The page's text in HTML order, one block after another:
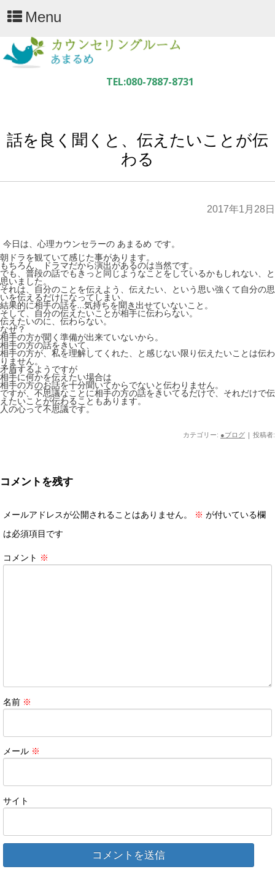
Menu
話を良く聞くと、伝えたいことが伝
わる
2017年1月28日
今日は、心理カウンセラーの あまるめ です。
朝ドラを観ていて感じた事があります。
もちろん、ドラマだから演出があるのは当然です。
でも、普段の話でもきっと同じようなことをしているかもしれない、と
思いました。
それは、自分のことを伝えよう、伝えたい、という思い強くて自分の思
いを伝えるだけになってしまい、
結果的に相手の話を…気持ちを聞き出せていないこと。
そして、自分の伝えたいことが相手に伝わらない。
伝えたいのに、伝わらない。
なぜ？
相手の方が聞く準備が出来ていないから。
相手の方の話をきいて、
相手の方が、私を理解してくれた、と感じない限り伝えたいことは伝わ
りません。
矛盾するようですが
相手に何かを伝えたい場合は
相手の方のお話を十分聞いてからでないと伝わりません。
ですが、不思議なことに相手の方の話をきいてるだけで、それだけで伝
えたいことが伝わることもあります。
人の心って不思議です。
カテゴリー: ●ブログ | 投稿者:
コメントを残す
メールアドレスが公開されることはありません。 ※ が付いている欄
は必須項目です
コメント ※
名前 ※
メール ※
サイト